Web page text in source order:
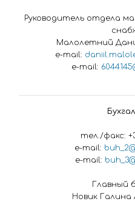
Руководитель отдела
Малолетний
e-mail:
e-mail:
тел./факс:
e-mail:
e-mail:
Главный
Новик Галина